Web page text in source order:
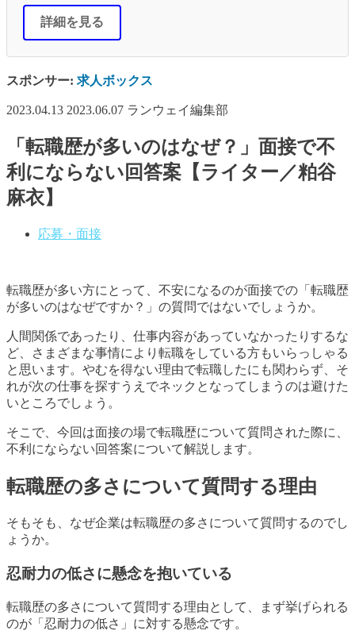
詳細を見る
スポンサー: 求人ボックス
2023.04.13 2023.06.07 ランウェイ編集部
「転職歴が多いのはなぜ？」面接で不
利にならない回答案【ライター／粕谷
麻衣】
応募・面接
転職歴が多い方にとって、不安になるのが面接での「転職歴
が多いのはなぜですか？」の質問ではないでしょうか。
人間関係であったり、仕事内容があっていなかったりするな
ど、さまざまな事情により転職をしている方もいらっしゃる
と思います。やむを得ない理由で転職したにも関わらず、そ
れが次の仕事を探すうえでネックとなってしまうのは避けた
いところでしょう。
そこで、今回は面接の場で転職歴について質問された際に、
不利にならない回答案について解説します。
転職歴の多さについて質問する理由
そもそも、なぜ企業は転職歴の多さについて質問するのでし
ょうか。
忍耐力の低さに懸念を抱いている
転職歴の多さについて質問する理由として、まず挙げられる
のが「忍耐力の低さ」に対する懸念です。